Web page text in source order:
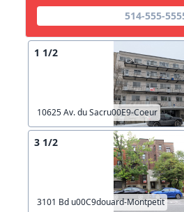
514-555-
1 1/2
10625 Av. du Sacru00E9-Coeur
3 1/2
3101 Bd u00C9douard-Montpetit
X